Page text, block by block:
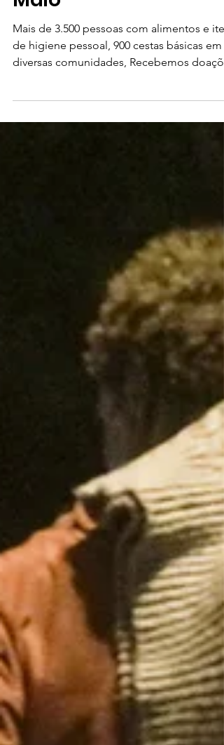
Resultados Mês de
Maio
Mais de 3.500 pessoas com alimentos e
diversas comunidades, Recebemos
em espécie...